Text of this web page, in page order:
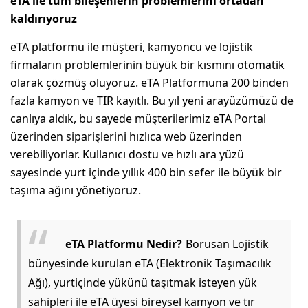
kaldırıyoruz
eTA platformu ile müşteri, kamyoncu ve lojistik
firmaların problemlerinin büyük bir kısmını otomatik
olarak çözmüş oluyoruz. eTA Platformuna 200 binden
fazla kamyon ve TIR kayıtlı. Bu yıl yeni arayüzümüzü de
canlıya aldık, bu sayede müşterilerimiz eTA Portal
üzerinden siparişlerini hızlıca web üzerinden
verebiliyorlar. Kullanıcı dostu ve hızlı ara yüzü
sayesinde yurt içinde yıllık 400 bin sefer ile büyük bir
taşıma ağını yönetiyoruz.
eTA Platformu Nedir? Borusan Lojistik
bünyesinde kurulan eTA (Elektronik Taşımacılık
Ağı), yurtiçinde yükünü taşıtmak isteyen yük
sahipleri ile eTA üyesi bireysel kamyon ve tır